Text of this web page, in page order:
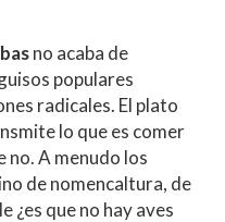
no acaba de
populares
radicales. El plato
lo que es comer
no. A menudo los
de nomencaltura, de
¿es que no hay aves